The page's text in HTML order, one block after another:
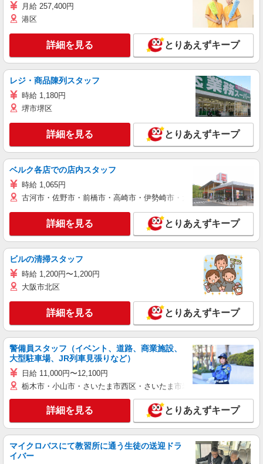
月給 257,400円
港区
詳細を見る とりあえずキープ
レジ・商品陳列スタッフ
時給 1,180円
堺市堺区
詳細を見る とりあえずキープ
ベルク各店での店内スタッフ
時給 1,065円
古河市・佐野市・前橋市・高崎市・伊勢崎市・太田市・館林市・藤
詳細を見る とりあえずキープ
ビルの清掃スタッフ
時給 1,200円〜1,200円
大阪市北区
詳細を見る とりあえずキープ
警備員スタッフ（イベント、道路、商業施設、
大型駐車場、JR列車見張りなど）
日給 11,000円〜12,100円
栃木市・小山市・さいたま市西区・さいたま市岩槻区・久喜市・蓮田
詳細を見る とりあえずキープ
マイクロバスにて教習所に通う生徒の送迎ドラ
イバー